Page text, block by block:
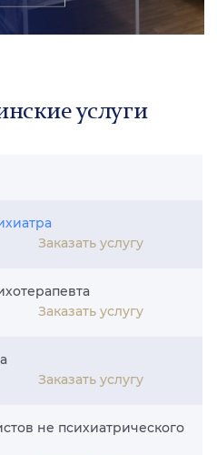
услуги
Заказать услугу
Заказать услугу
Заказать услугу
не психиатрического